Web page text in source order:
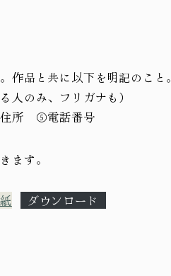
作品と共に以下を明記のこと。
のみ、フリガナも）
所 ⑤電話番号
ます。
ダウンロード